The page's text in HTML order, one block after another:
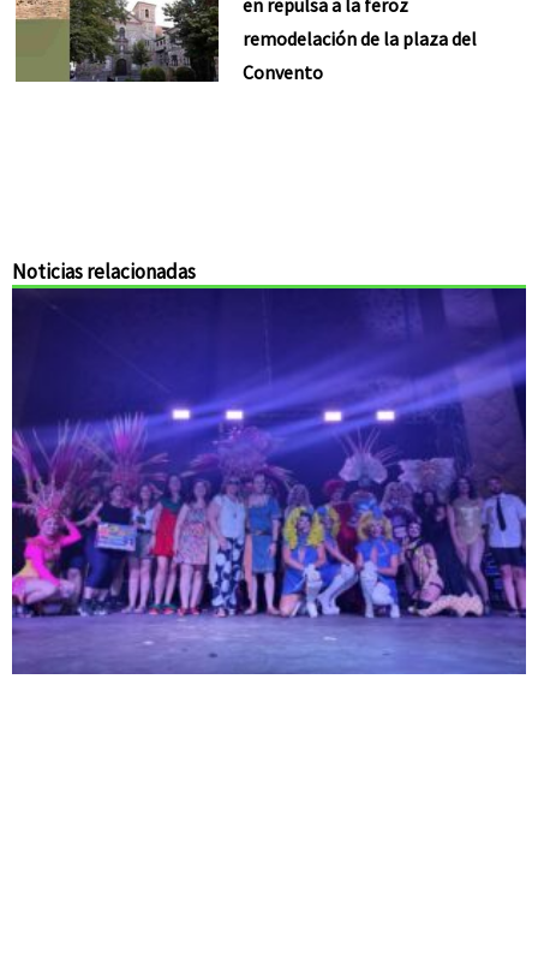
remodelación de la plaza del
Convento
Noticias relacionadas